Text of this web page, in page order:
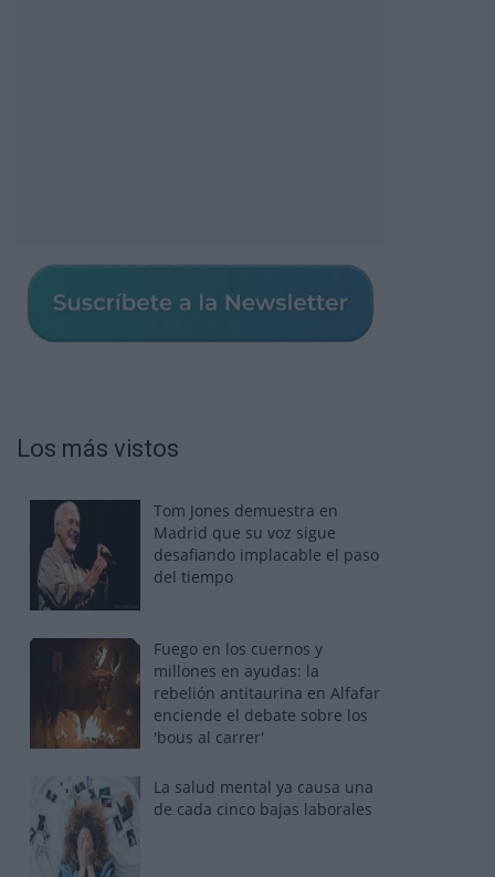
Los más vistos
Tom Jones demuestra en
Madrid que su voz sigue
desafiando implacable el paso
del tiempo
Fuego en los cuernos y
millones en ayudas: la
rebelión antitaurina en Alfafar
enciende el debate sobre los
'bous al carrer'
La salud mental ya causa una
de cada cinco bajas laborales